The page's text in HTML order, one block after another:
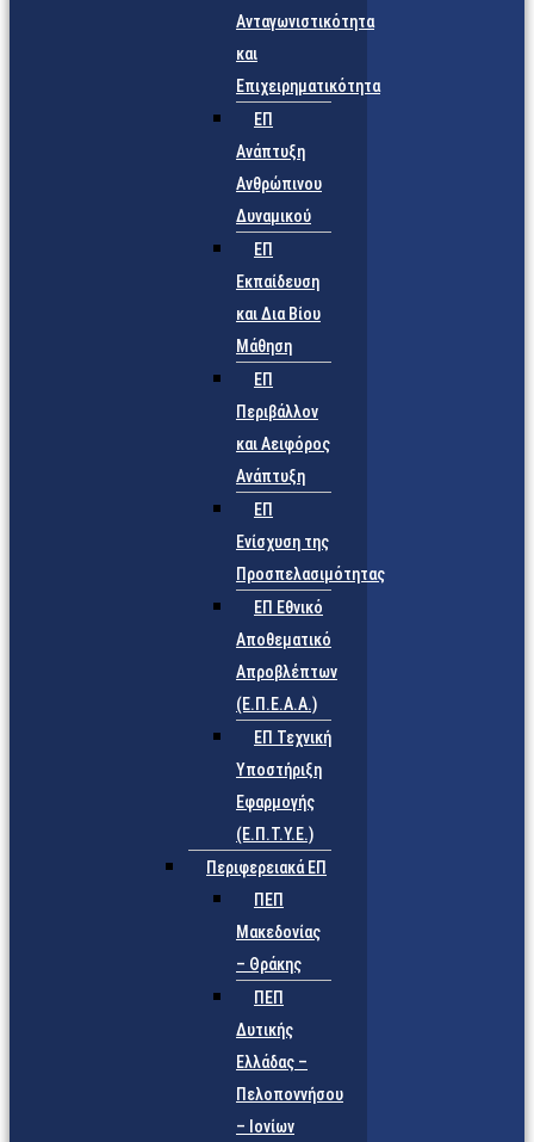
Ανταγωνιστικότητα
και
Επιχειρηματικότητα
ΕΠ
Ανάπτυξη
Ανθρώπινου
Δυναμικού
ΕΠ
Εκπαίδευση
και Δια Βίου
Μάθηση
ΕΠ
Περιβάλλον
και Αειφόρος
Ανάπτυξη
ΕΠ
Ενίσχυση της
Προσπελασιμότητας
ΕΠ Εθνικό
Αποθεματικό
Απροβλέπτων
(Ε.Π.Ε.Α.Α.)
ΕΠ Τεχνική
Υποστήριξη
Εφαρμογής
(Ε.Π.Τ.Υ.Ε.)
Περιφερειακά ΕΠ
ΠΕΠ
Μακεδονίας
– Θράκης
ΠΕΠ
Δυτικής
Ελλάδας –
Πελοποννήσου
– Ιονίων